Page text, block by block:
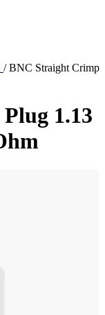
/ BNC Straight Crimp
1.13